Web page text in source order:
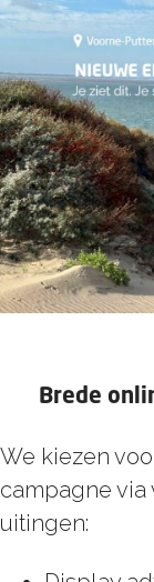
Brede
We kiezen
campagne
uitingen: